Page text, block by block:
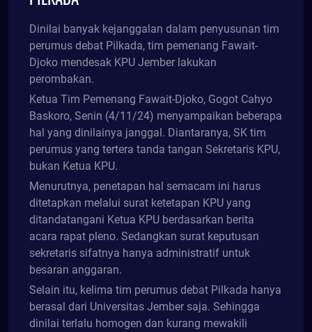
Dinilai banyak kejanggalan dalam penyusunan tim
perumus debat Pilkada, tim pemenang Fawait-
Djoko mendesak KPU Jember lakukan
perombakan.
Ketua Tim Pemenang Fawait-Djoko, Gogot Cahyo
Baskoro, Senin (4/11/24) menyampaikan beberapa
hal yang dinilainya janggal. Diantaranya, SK tim
perumus yang tertera tanda tangan Sekretaris KPU,
bukan Ketua KPU.
Menurutnya, penetapan hal semacam ini harus
ditetapkan melalui surat ketetapan KPU yang
ditandatangani Ketua KPU berdasarkan berita
acara rapat pleno. Sedangkan surat keputusan
sekretaris sifatnya hanya administratif untuk
besaran anggaran.
Selain itu, kelima tim perumus debat Pilkada hanya
berasal dari Universitas Jember saja. Sehingga
dinilai terlalu homogen dan kurang mewakili